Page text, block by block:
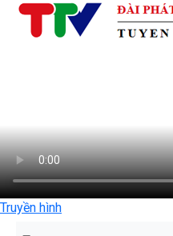
Truyền hình